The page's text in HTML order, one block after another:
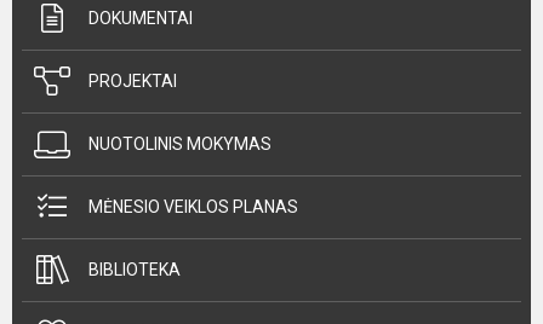
DOKUMENTAI
PROJEKTAI
NUOTOLINIS MOKYMAS
MĖNESIO VEIKLOS PLANAS
BIBLIOTEKA